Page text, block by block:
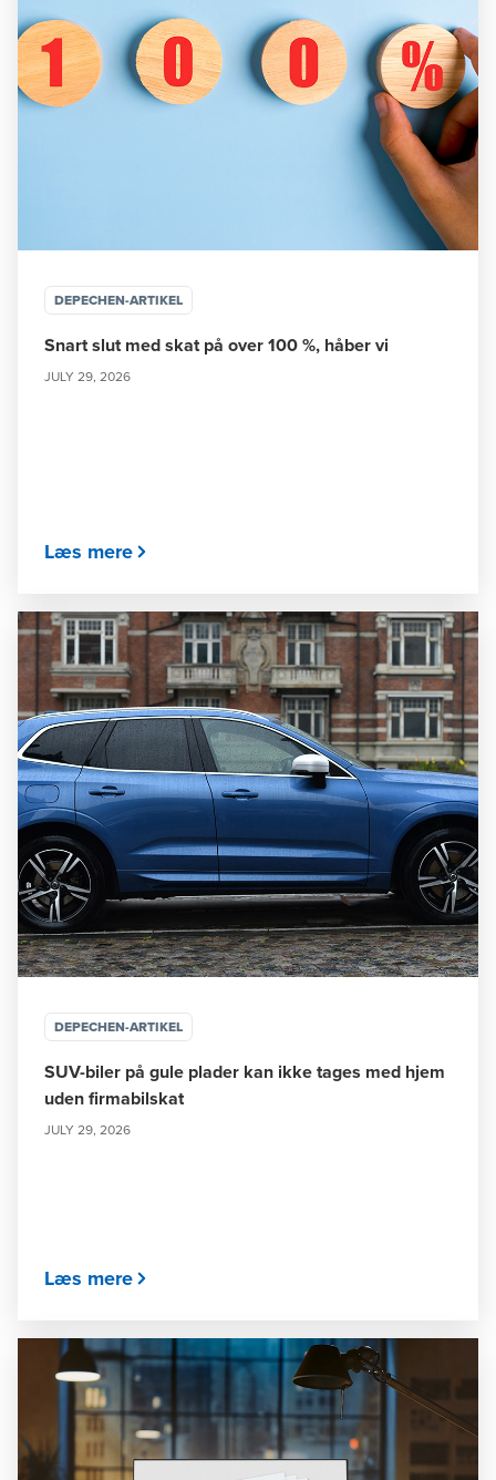
DEPECHEN-ARTIKEL
Snart slut med skat på over 100 %, håber vi
JULY 29, 2026
Læs mere
DEPECHEN-ARTIKEL
SUV-biler på gule plader kan ikke tages med hjem
uden firmabilskat
JULY 29, 2026
Læs mere